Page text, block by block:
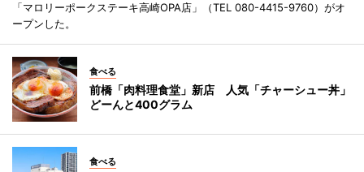
「マロリーポークステーキ高崎OPA店」（TEL 080-4415-9760）がオ
ープンした。
食べる
前橋「肉料理食堂」新店 人気「チャーシュー丼」
どーんと400グラム
食べる